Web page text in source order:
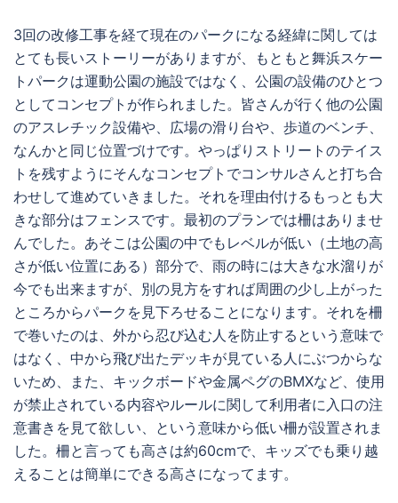
3回の改修工事を経て現在のパークになる経緯に関しては
とても長いストーリーがありますが、もともと舞浜スケー
トパークは運動公園の施設ではなく、公園の設備のひとつ
としてコンセプトが作られました。皆さんが行く他の公園
のアスレチック設備や、広場の滑り台や、歩道のベンチ、
なんかと同じ位置づけです。やっぱりストリートのテイス
トを残すようにそんなコンセプトでコンサルさんと打ち合
わせして進めていきました。それを理由付けるもっとも大
きな部分はフェンスです。最初のプランでは柵はありませ
んでした。あそこは公園の中でもレベルが低い（土地の高
さが低い位置にある）部分で、雨の時には大きな水溜りが
今でも出来ますが、別の見方をすれば周囲の少し上がった
ところからパークを見下ろせることになります。それを柵
で巻いたのは、外から忍び込む人を防止するという意味で
はなく、中から飛び出たデッキが見ている人にぶつからな
いため、また、キックボードや金属ペグのBMXなど、使用
が禁止されている内容やルールに関して利用者に入口の注
意書きを見て欲しい、という意味から低い柵が設置されま
した。柵と言っても高さは約60cmで、キッズでも乗り越
えることは簡単にできる高さになってます。